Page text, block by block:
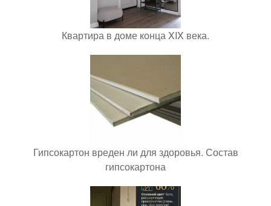
Квартира в доме конца XIX века.
Гипсокартон вреден ли для здоровья. Состав
гипсокартона